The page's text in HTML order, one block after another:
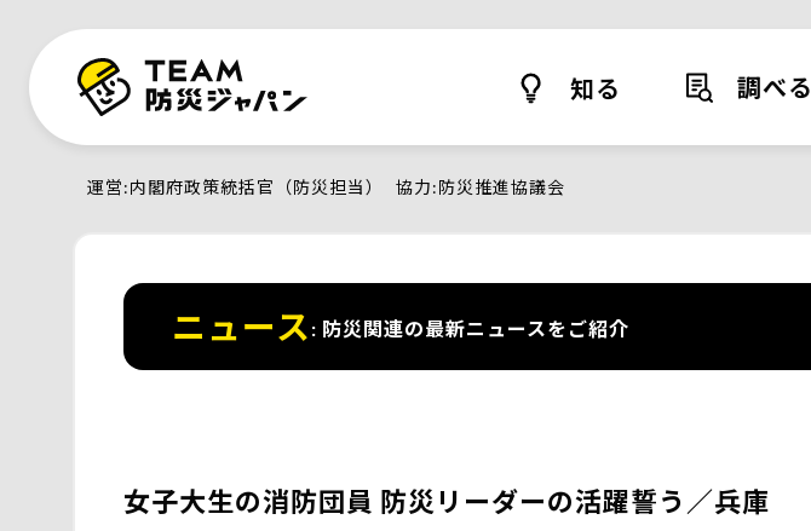
知る 調べる
運営 内閣府政策統括官（防災担当） 協力 防災推進協議会
ニュース 防災関連の最新ニュースをご紹介
女子大生の消防団員 防災リーダーの活躍誓う／兵庫